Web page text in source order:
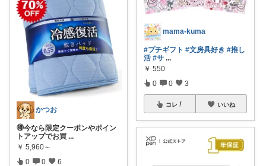
かつお
🉐今なら限定クーポンやポイン
トアップでお買 ...
￥ 5,960～
0 0 6
mama-kuma
#プチギフト #文房具好き #推し
活 #サ ...
￥ 550
0 0 3
コレ いいね